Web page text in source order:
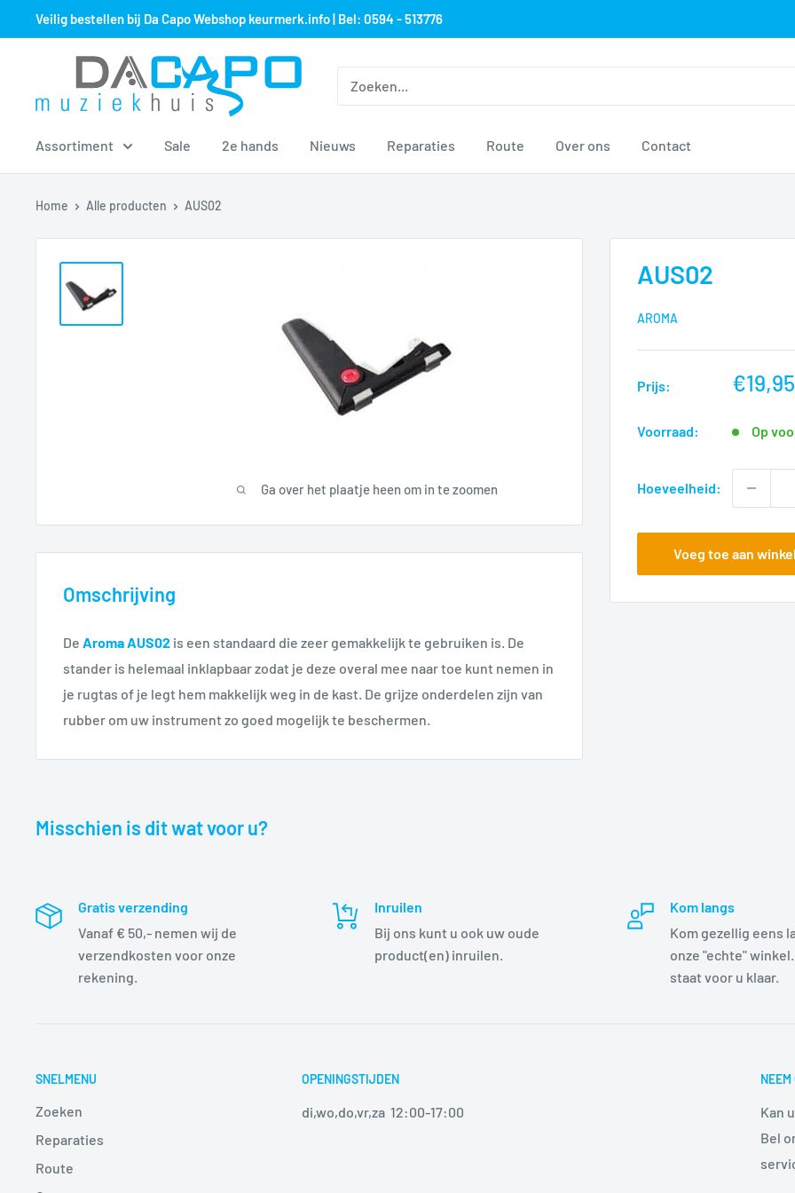
over
Veilig bestellen bij Da Capo Webshop keurmerk.info | Bel: 0594 - 513776
Muziekhuis
Da
Assortiment Sale 2e hands Nieuws Reparaties Route Over ons Contact
Home Alle producten AUS02
Ga over het plaatje heen om in te zoomen
AUS02
AROMA
Prijs:
nu
€19,95
Voorraad: Op
Hoeveelheid:
Voeg toe aan
Omschrijving
De Aroma AUS02 is een standaard die zeer gemakkelijk te gebruiken is. De
stander is helemaal inklapbaar zodat je deze overal mee naar toe kunt nemen in
je rugtas of je legt hem makkelijk weg in de kast. De grijze onderdelen zijn van
rubber om uw instrument zo goed mogelijk te beschermen.
Misschien is dit wat voor u?
Gratis verzending
Vanaf € 50,- nemen wij de
verzendkosten voor onze
rekening.
Inruilen
Bij ons kunt u ook uw oude
product(en) inruilen.
Kom langs
Kom gezellig eens
onze "echte"
staat voor u klaar.
SNELMENU
Zoeken
Reparaties
Route
OPENINGSTIJDEN
di,wo,do,vr,za 12:00-17:00
Kan
Bel